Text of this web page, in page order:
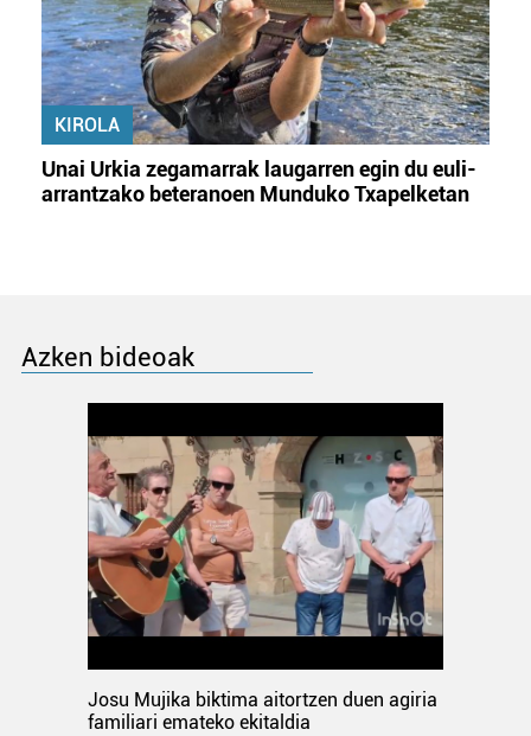
KIROLA
Unai Urkia zegamarrak laugarren egin du euli-
arrantzako beteranoen Munduko Txapelketan
Azken bideoak
Josu Mujika biktima aitortzen duen agiria
familiari emateko ekitaldia